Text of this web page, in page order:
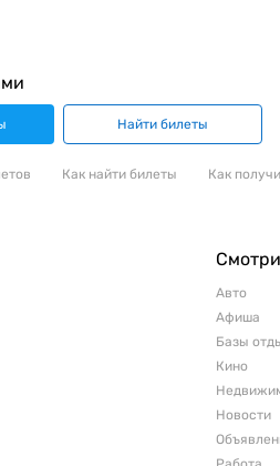
Найти билеты
Как найти билеты Как
Авто
Афиша
Базы
Кино
Новости